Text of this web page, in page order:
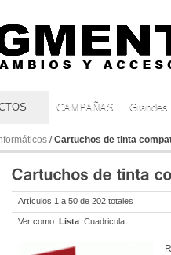
CAMPAÑAS
/Cartuchos de tinta
Artículos 1 a 50 de 202 totales
Ver como: Lista Cuadricula